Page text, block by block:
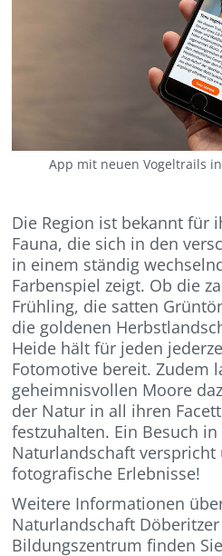
App mit neuen Vogeltrails
Die Region ist bekannt für
Fauna, die sich in den
in einem ständig
Farbenspiel zeigt. Ob die
Frühling, die satten
die goldenen
Heide hält für jeden
Fotomotive bereit. Zudem
geheimnisvollen Moore
der Natur in all ihren
festzuhalten. Ein Besuch
Naturlandschaft verspricht
fotografische Erlebnisse!
Weitere Informationen
Naturlandschaft
Bildungszentrum finden